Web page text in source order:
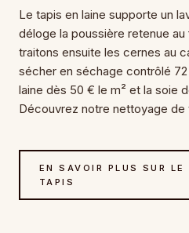
Le tapis en laine supporte un
déloge la poussière retenue
traitons ensuite les cernes au
sécher en séchage contrôlé
laine dès 50 € le m² et la soie
Découvrez notre nettoyage de
EN SAVOIR PLUS SUR LE
TAPIS